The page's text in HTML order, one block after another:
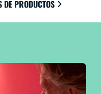
DE PRODUCTOS